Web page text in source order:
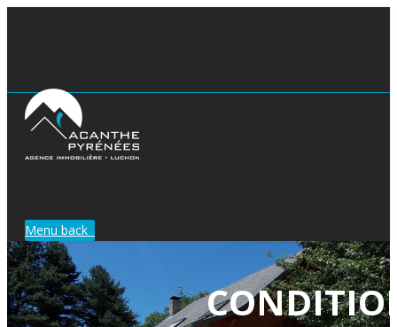
Menu back